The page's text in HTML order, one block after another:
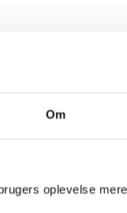
Om
oplevelse mere
og vejledning en